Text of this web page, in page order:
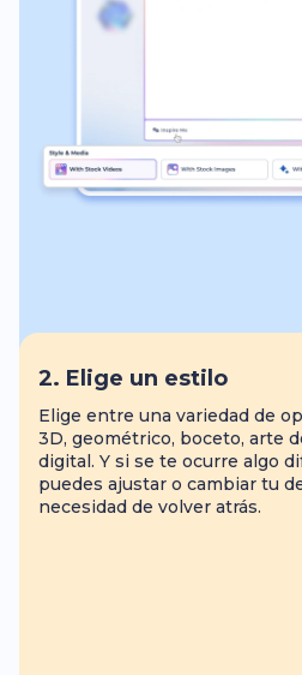
2. Elige un estilo
Elige entre una variedad de
3D, geométrico, boceto, arte
digital. Y si se te ocurre algo
puedes ajustar o cambiar tu
necesidad de volver atrás.